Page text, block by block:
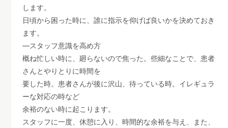
します。
日頃から困った時に、誰に指示を仰げば良いかを決めておき
ます。
―スタッフ意識を高め方
概ね忙しい時に、廻らないので焦った。些細なことで、患者
さんとやりとりに時間を
要した時。患者さんが後に沢山、待っている時。イレギュラ
ーな対応の時など
余裕のない時に起こります。
スタッフに一度、休憩に入り、時間的な余裕を与え、また、